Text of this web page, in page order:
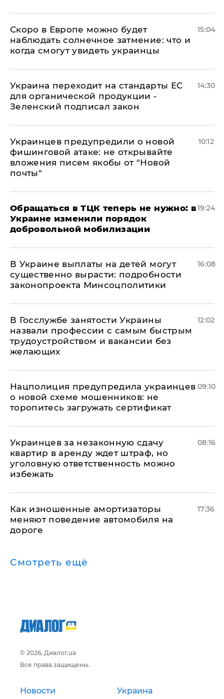
Скоро в Европе можно будет
наблюдать солнечное затмение: что и
когда смогут увидеть украинцы
15:04
Украина переходит на стандарты ЕС
для органической продукции -
Зеленский подписал закон
14:30
Украинцев предупредили о новой
фишинговой атаке: не открывайте
вложения писем якобы от "Новой
почты"
10:12
Обращаться в ТЦК теперь не нужно: в
Украине изменили порядок
добровольной мобилизации
19:24
В Украине выплаты на детей могут
существенно вырасти: подробности
законопроекта Минсоцполитики
16:08
В Госслужбе занятости Украины
назвали профессии с самым быстрым
трудоустройством и вакансии без
желающих
12:02
Нацполиция предупредила украинцев
о новой схеме мошенников: не
торопитесь загружать сертификат
09:10
Украинцев за незаконную сдачу
квартир в аренду ждет штраф, но
уголовную ответственность можно
избежать
08:16
Как изношенные амортизаторы
меняют поведение автомобиля на
дороге
17:36
Смотреть ещё
© 2026, Диалог.ua
Все права защищены.
Новости Украина